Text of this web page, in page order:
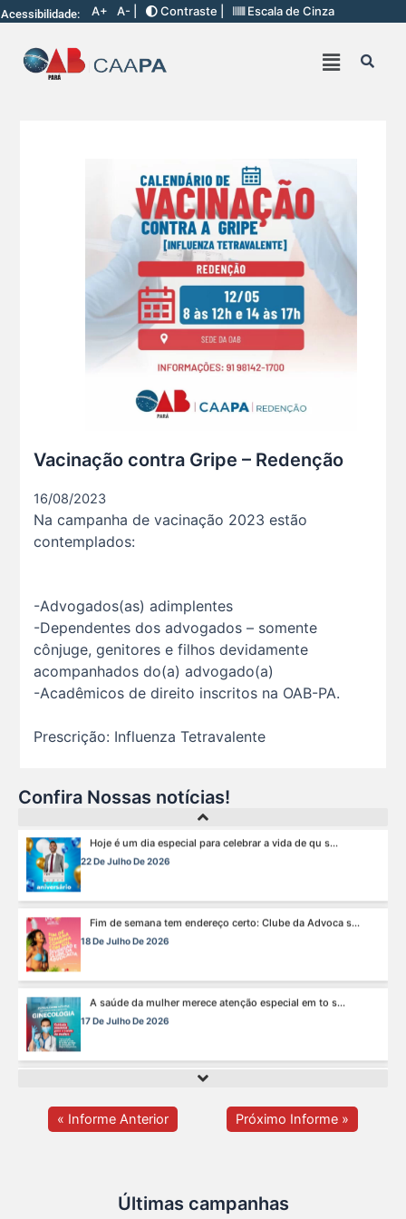
Acessibilidade: A+ A- | Contraste | Escala de Cinza
Vacinação contra Gripe – Redenção
16/08/2023
Na campanha de vacinação 2023 estão
contemplados:
-Advogados(as) adimplentes
-Dependentes dos advogados – somente
cônjuge, genitores e filhos devidamente
acompanhados do(a) advogado(a)
-Acadêmicos de direito inscritos na OAB-PA.
Prescrição: Influenza Tetravalente
Confira Nossas notícias!
10 De Julho De 2026
Ganhar tempo, automatizar tarefas e aumentar a pro s...
7 De Julho De 2026
Neste sábado, dia 04 de julho, o Clube da Advocac s...
3 De Julho De 2026
Domingo no Clube da Advocacia!
26 De Julho De 2026
Fim de semana tem endereço certo: Clube da Advoca s...
18 De Julho De 2026
A saúde da mulher merece atenção especial em to s...
17 De Julho De 2026
Na manhã de ontem, 14/07, o diretor de saúde da s...
15 De Julho De 2026
Cuidar da mente também é cuidar da carreira.
« Informe Anterior Próximo Informe »
Últimas campanhas